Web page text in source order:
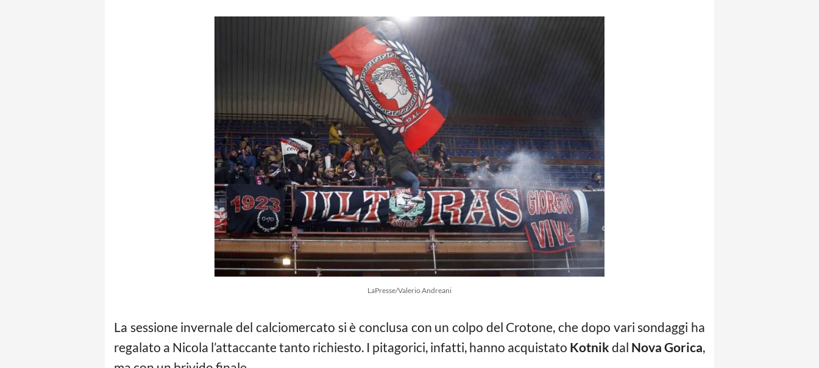
LaPresse/Valerio Andreani
La sessione invernale del calciomercato si è conclusa con un colpo del Crotone, che dopo vari sondaggi ha
regalato a Nicola l’attaccante tanto richiesto. I pitagorici, infatti, hanno acquistato Kotnik dal Nova Gorica,